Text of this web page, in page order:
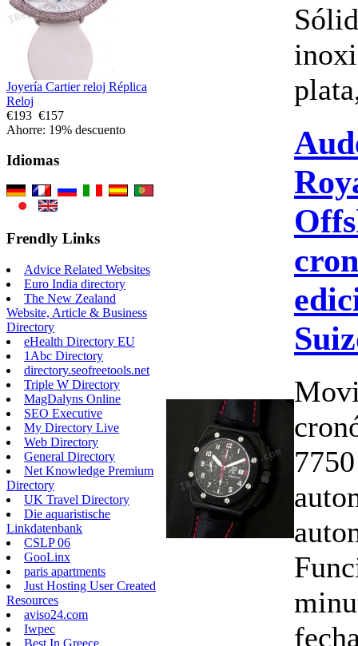
Joyería Cartier reloj Réplica
Reloj
€193 €157
Ahorre: 19% descuento
Idiomas
Frendly Links
Advice Related Websites
Euro India directory
The New Zealand
Website, Article & Business
Directory
eHealth Directory EU
1Abc Directory
directory.seofreetools.net
Triple W Directory
MagDalyns Online
SEO Executive
My Directory Live
Web Directory
General Directory
Net Knowledge Premium
Directory
UK Travel Directory
Die aquaristische
Linkdatenbank
CSLP 06
GooLinx
paris apartments
Just Hosting User Created
Resources
aviso24.com
Iwpec
Best In Greece